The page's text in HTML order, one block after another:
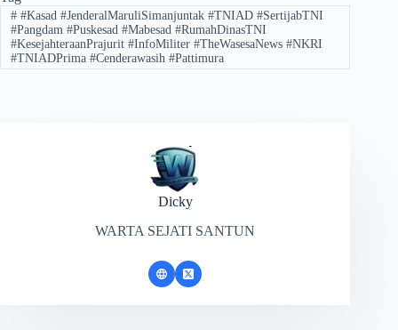
#​#Kasad #JenderalMaruliSimanjuntak #TNIAD #SertijabTNI
#Pangdam #Puskesad #Mabesad #RumahDinasTNI
#KesejahteraanPrajurit #InfoMiliter #TheWasesaNews #NKRI
#TNIADPrima #Cenderawasih #Pattimura
Dicky
WARTA SEJATI SANTUN